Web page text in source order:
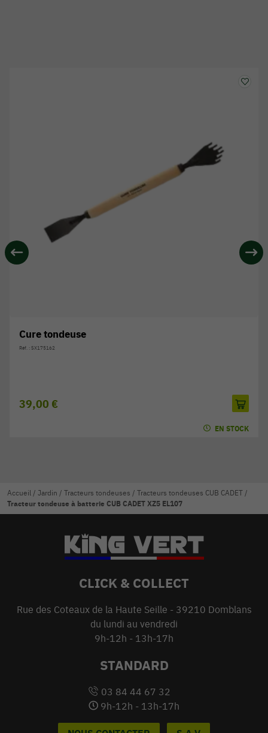
Cure tondeuse
Réf. : SX175162
39,00 €
EN STOCK
Accueil / Jardin / Tracteurs tondeuses / Tracteurs tondeuses CUB CADET /
Tracteur tondeuse à batterie CUB CADET XZ5 EL107
CLICK & COLLECT
Rue des Coteaux de la Haute Seille - 39210 Domblans
du lundi au vendredi
9h-12h - 13h-17h
STANDARD
03 84 44 67 32
9h-12h - 13h-17h